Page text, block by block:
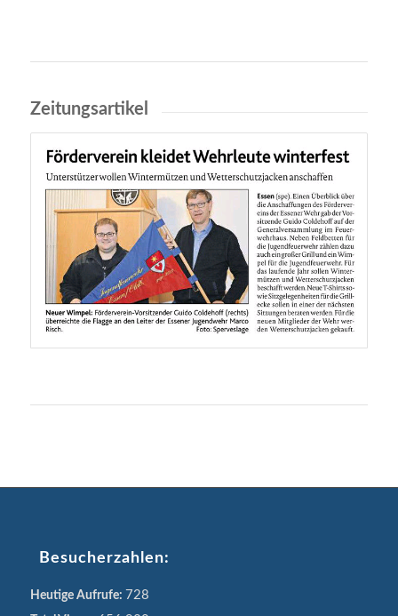
Zeitungsartikel
Besucherzahlen:
Heutige Aufrufe: 728